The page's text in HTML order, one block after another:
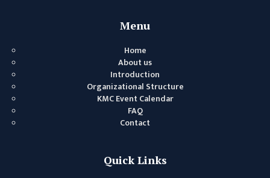
Menu
Home
About us
Introduction
Organizational Structure
KMC Event Calendar
FAQ
Contact
Quick Links